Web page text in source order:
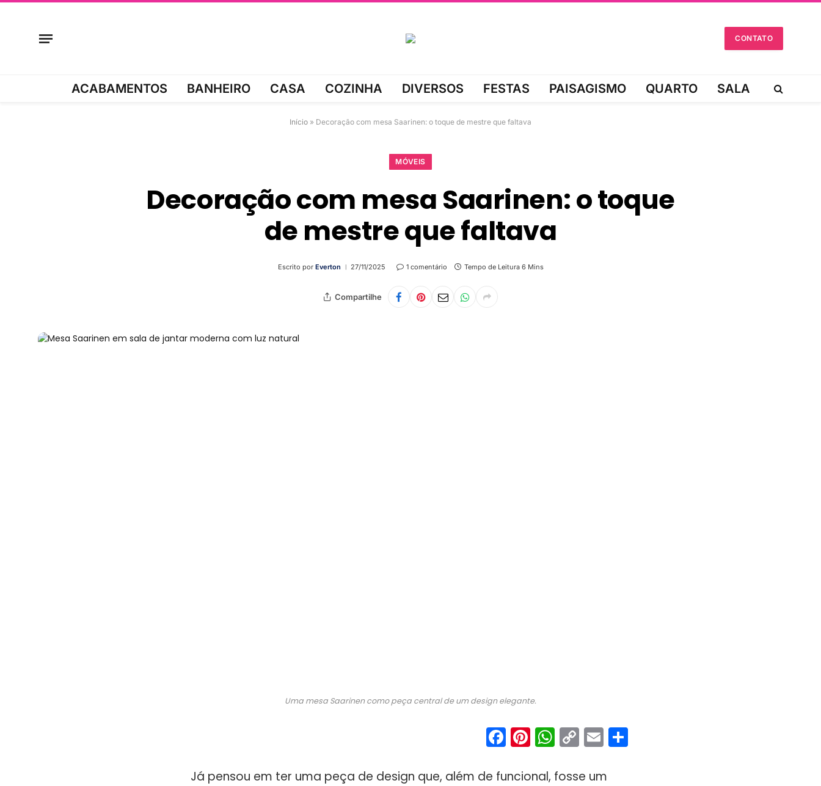
CONTATO
ACABAMENTOS BANHEIRO CASA COZINHA DIVERSOS FESTAS PAISAGISMO QUARTO SALA
Início » Decoração com mesa Saarinen: o toque de mestre que faltava
MÓVEIS
Decoração com mesa Saarinen: o toque
de mestre que faltava
Escrito por Everton 27/11/2025 1 comentário Tempo de Leitura 6 Mins
Compartilhe
Uma mesa Saarinen como peça central de um design elegante.
Facebook
Pinterest
WhatsApp
Copy
Link
Email
Já pensou em ter uma peça de design que, além de funcional, fosse um